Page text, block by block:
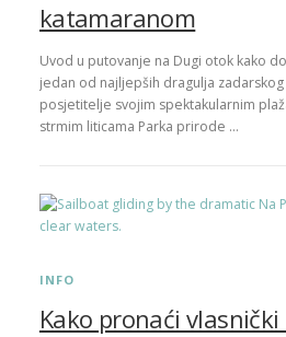
katamaranom
Uvod u putovanje na Dugi otok kako
jedan od najljepših dragulja
posjetitelje svojim spektakularnim
strmim liticama Parka prirode …
INFO
Kako pronaći